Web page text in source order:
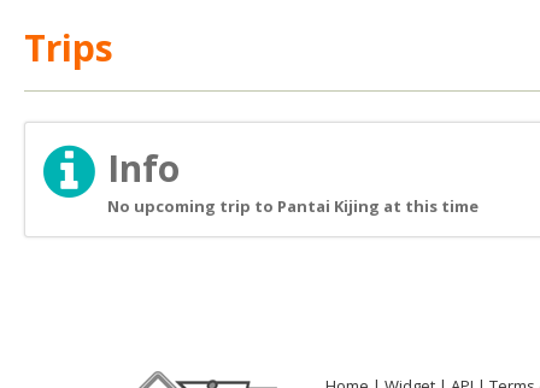
Trips
Info
No upcoming trip to Pantai Kijing at this time